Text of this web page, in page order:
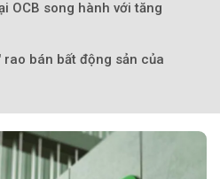
OCB song hành với tăng
bán bất động sản của